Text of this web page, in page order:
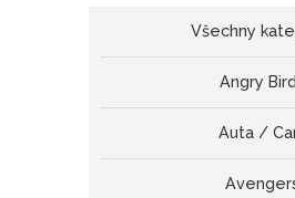
Všechny
Angry
Auta /